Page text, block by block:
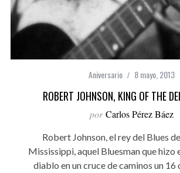
Aniversario 8 mayo, 2013
ROBERT JOHNSON, KING OF THE
por Carlos Pérez Báez
Robert Johnson, el rey del Blues
Mississippi, aquel Bluesman que hizo
diablo en un cruce de caminos un 16